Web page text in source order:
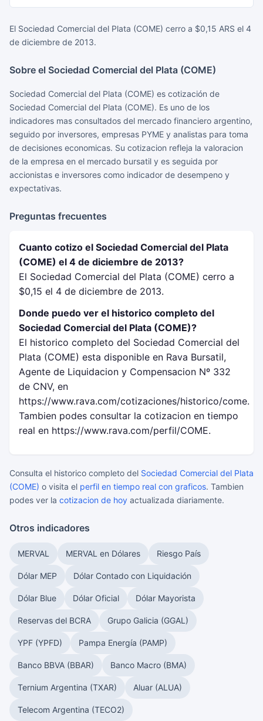
El Sociedad Comercial del Plata (COME) cerro a $0,15 ARS el 4
de diciembre de 2013.
Sobre el Sociedad Comercial del Plata (COME)
Sociedad Comercial del Plata (COME) es cotización de
Sociedad Comercial del Plata (COME). Es uno de los
indicadores mas consultados del mercado financiero argentino,
seguido por inversores, empresas PYME y analistas para toma
de decisiones economicas. Su cotizacion refleja la valoracion
de la empresa en el mercado bursatil y es seguida por
accionistas e inversores como indicador de desempeno y
expectativas.
Preguntas frecuentes
Cuanto cotizo el Sociedad Comercial del Plata
(COME) el 4 de diciembre de 2013?
El Sociedad Comercial del Plata (COME) cerro a
$0,15 el 4 de diciembre de 2013.
Donde puedo ver el historico completo del
Sociedad Comercial del Plata (COME)?
El historico completo del Sociedad Comercial del
Plata (COME) esta disponible en Rava Bursatil,
Agente de Liquidacion y Compensacion Nº 332
de CNV, en
https://www.rava.com/cotizaciones/historico/come.
Tambien podes consultar la cotizacion en tiempo
real en https://www.rava.com/perfil/COME.
Consulta el historico completo del Sociedad Comercial del Plata
(COME) o visita el perfil en tiempo real con graficos. Tambien
podes ver la cotizacion de hoy actualizada diariamente.
Otros indicadores
MERVAL MERVAL en Dólares Riesgo País
Dólar MEP Dólar Contado con Liquidación
Dólar Blue Dólar Oficial Dólar Mayorista
Reservas del BCRA Grupo Galicia (GGAL)
YPF (YPFD) Pampa Energía (PAMP)
Banco BBVA (BBAR) Banco Macro (BMA)
Ternium Argentina (TXAR) Aluar (ALUA)
Telecom Argentina (TECO2)